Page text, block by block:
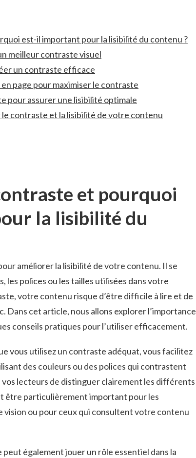
est-il important pour la lisibilité du contenu ?
meilleur contraste visuel
un contraste⁤ efficace
page pour maximiser le contraste
pour assurer une lisibilité optimale
contraste ‍et la lisibilité ‍de votre contenu
et⁤ pourquoi
la lisibilité du
améliorer la lisibilité de votre ⁤contenu. Il ‍se
polices‍ ou les tailles⁤ utilisées dans votre⁢
votre⁢ contenu risque​ d’être difficile⁢ à lire et de
Dans cet ‌article,⁣ nous ⁤allons explorer⁣ l’importance
⁢conseils pratiques ⁣pour ⁣l’utiliser efficacement.
vous utilisez un‌ contraste‌ adéquat, vous facilitez
des couleurs ou des polices qui contrastent
lecteurs de distinguer clairement les différents
être particulièrement ​important pour les
vision‍ ou pour​ ceux qui consultent votre contenu​
également ⁤jouer un rôle‌ essentiel dans​ la‍